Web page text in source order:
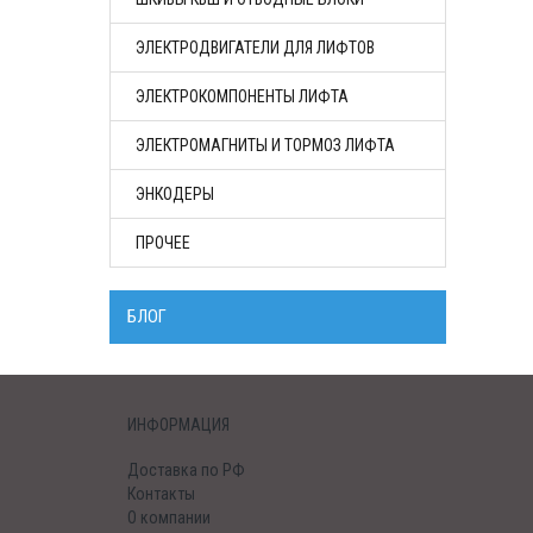
ЭЛЕКТРОДВИГАТЕЛИ ДЛЯ ЛИФТОВ
ЭЛЕКТРОКОМПОНЕНТЫ ЛИФТА
ЭЛЕКТРОМАГНИТЫ И ТОРМОЗ ЛИФТА
ЭНКОДЕРЫ
ПРОЧЕЕ
БЛОГ
ИНФОРМАЦИЯ
Доставка по РФ
Контакты
О компании